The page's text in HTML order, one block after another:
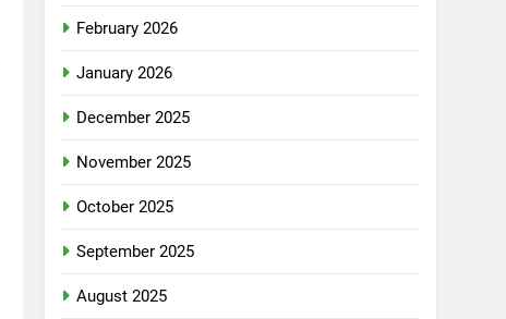
February 2026
January 2026
December 2025
November 2025
October 2025
September 2025
August 2025